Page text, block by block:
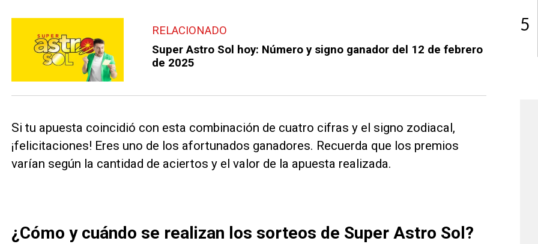
RELACIONADO
Super Astro Sol hoy: Número y signo ganador del 12 de febrero
de 2025
Si tu apuesta coincidió con esta combinación de cuatro cifras y el signo zodiacal,
¡felicitaciones! Eres uno de los afortunados ganadores. Recuerda que los premios
varían según la cantidad de aciertos y el valor de la apuesta realizada.
¿Cómo y cuándo se realizan los sorteos de Super Astro Sol?
5